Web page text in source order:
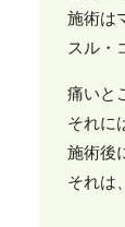
施術は
スル・
痛いと
それに
施術後
それは